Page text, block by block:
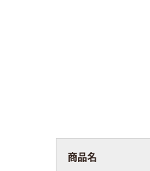
商品名